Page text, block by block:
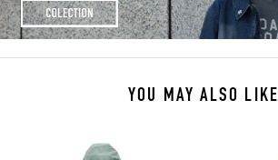
YOU MAY ALSO LIKE